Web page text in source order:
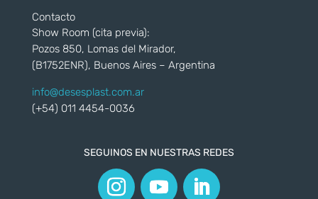
Contacto
Show Room (cita previa):
Pozos 850, Lomas del Mirador,
(B1752ENR), Buenos Aires – Argentina
info@desesplast.com.ar
(+54) 011 4454-0036
SEGUINOS EN NUESTRAS REDES